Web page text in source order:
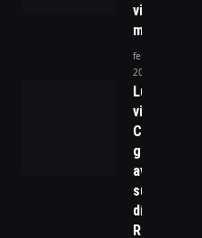
vinho sem
mistérios
fevereiro 5,
2025
Lula adia
viagem ao
Chile;
governo
avalia
suspender
dívida do
Rio